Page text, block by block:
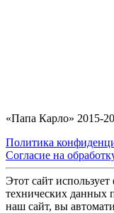
«Папа Карло» 2015-
Политика
Согласие на
Этот сайт
технических данных
наш сайт, вы